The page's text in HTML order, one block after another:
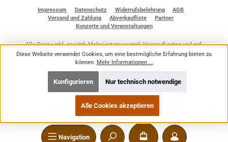
Navigation
Impressum Datenschutz Widerrufsbelehrung
AGB
Versand und Zahlung
Abverkaufliste
Partner
Konzerte und Veranstaltungen
Alle Preise inkl. gesetzl. Mehrwertsteuer zzgl.Versandkostenund ggf.
Nachnahmegebühren, wenn nicht anders angegeben.
© 2026 BF - Dienstleistungen - Alle Rechte vorbehalten. Theme by
Diese Website verwendet Cookies, um eine bestmögliche Erfahrung bieten zu
können. Mehr Informationen ...
Nur technisch notwendige
Konfigurieren
Alle Cookies akzeptieren